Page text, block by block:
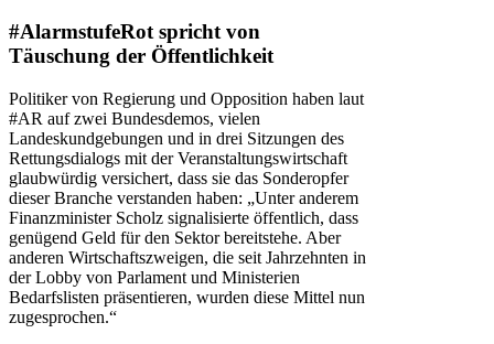
#AlarmstufeRot spricht von
Täuschung der Öffentlichkeit
Politiker von Regierung und Opposition haben laut
#AR auf zwei Bundesdemos, vielen
Landeskundgebungen und in drei Sitzungen des
Rettungsdialogs mit der Veranstaltungswirtschaft
glaubwürdig versichert, dass sie das Sonderopfer
dieser Branche verstanden haben: „Unter anderem
Finanzminister Scholz signalisierte öffentlich, dass
genügend Geld für den Sektor bereitstehe. Aber
anderen Wirtschaftszweigen, die seit Jahrzehnten in
der Lobby von Parlament und Ministerien
Bedarfslisten präsentieren, wurden diese Mittel nun
zugesprochen.“